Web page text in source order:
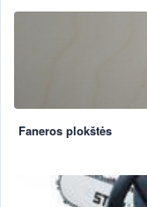
Faneros plokštės